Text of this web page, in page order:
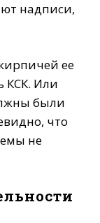
надписи,
ее
КСК. Или
были
что
не